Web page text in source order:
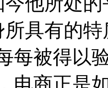
所具有的
每被得以
电商正是